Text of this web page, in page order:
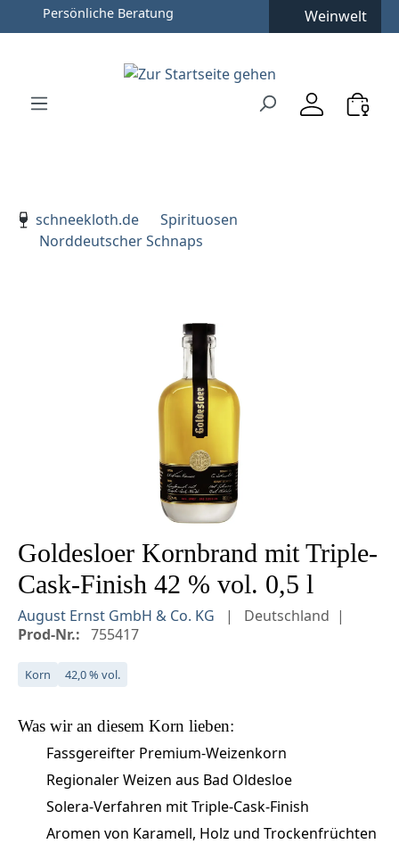
Zum Hauptinhalt springen
Zur Hauptnavigation springen
Persönliche Beratung Weinwelt
schneekloth.de
Spirituosen
Norddeutscher Schnaps
Bildergalerie überspringen
Goldesloer Kornbrand mit Triple-
Cask-Finish 42 % vol. 0,5 l
August Ernst GmbH & Co. KG
Deutschland
Prod-Nr.: 755417
Korn 42,0 % vol.
Was wir an diesem Korn lieben:
Fassgereifter Premium-Weizenkorn
Regionaler Weizen aus Bad Oldesloe
Solera-Verfahren mit Triple-Cask-Finish
Aromen von Karamell, Holz und Trockenfrüchten